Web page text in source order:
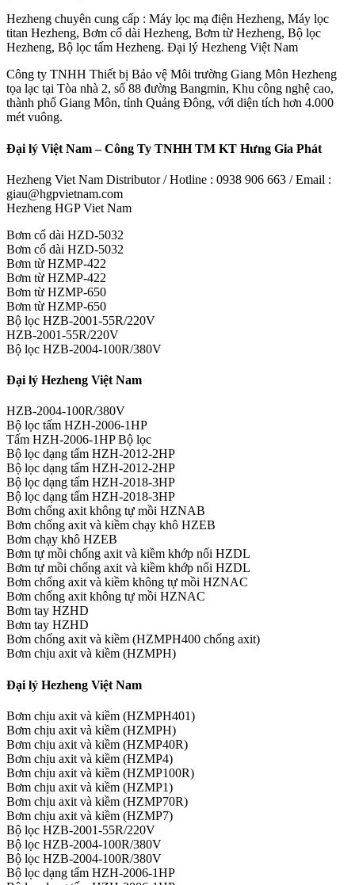
Hezheng chuyên cung cấp : Máy lọc mạ điện Hezheng, Máy lọc
titan Hezheng, Bơm cổ dài Hezheng, Bơm từ Hezheng, Bộ lọc
Hezheng, Bộ lọc tấm Hezheng. Đại lý Hezheng Việt Nam
Công ty TNHH Thiết bị Bảo vệ Môi trường Giang Môn Hezheng
tọa lạc tại Tòa nhà 2, số 88 đường Bangmin, Khu công nghệ cao,
thành phố Giang Môn, tỉnh Quảng Đông, với diện tích hơn 4.000
mét vuông.
Đại lý Việt Nam – Công Ty TNHH TM KT Hưng Gia Phát
Hezheng Viet Nam Distributor / Hotline : 0938 906 663 / Email :
giau@hgpvietnam.com
Hezheng HGP Viet Nam
Bơm cổ dài HZD-5032
Bơm cổ dài HZD-5032
Bơm từ HZMP-422
Bơm từ HZMP-422
Bơm từ HZMP-650
Bơm từ HZMP-650
Bộ lọc HZB-2001-55R/220V
HZB-2001-55R/220V
Bộ lọc HZB-2004-100R/380V
Đại lý Hezheng Việt Nam
HZB-2004-100R/380V
Bộ lọc tấm HZH-2006-1HP
Tấm HZH-2006-1HP Bộ lọc
Bộ lọc dạng tấm HZH-2012-2HP
Bộ lọc dạng tấm HZH-2012-2HP
Bộ lọc dạng tấm HZH-2018-3HP
Bộ lọc dạng tấm HZH-2018-3HP
Bơm chống axit không tự mồi HZNAB
Bơm chống axit và kiềm chạy khô HZEB
Bơm chạy khô HZEB
Bơm tự mồi chống axit và kiềm khớp nối HZDL
Bơm tự mồi chống axit và kiềm khớp nối HZDL
Bơm chống axit và kiềm không tự mồi HZNAC
Bơm chống axit không tự mồi HZNAC
Bơm tay HZHD
Bơm tay HZHD
Bơm chống axit và kiềm (HZMPH400 chống axit)
Bơm chịu axit và kiềm (HZMPH)
Đại lý Hezheng Việt Nam
Bơm chịu axit và kiềm (HZMPH401)
Bơm chịu axit và kiềm (HZMPH)
Bơm chịu axit và kiềm (HZMP40R)
Bơm chịu axit và kiềm (HZMP4)
Bơm chịu axit và kiềm (HZMP100R)
Bơm chịu axit và kiềm (HZMP1)
Bơm chịu axit và kiềm (HZMP70R)
Bơm chịu axit và kiềm (HZMP7)
Bộ lọc HZB-2001-55R/220V
Bộ lọc HZB-2004-100R/380V
Bộ lọc HZB-2004-100R/380V
Bộ lọc dạng tấm HZH-2006-1HP